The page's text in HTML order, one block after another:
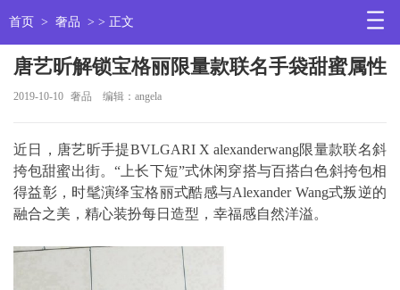
首页 > 奢品 > > 正文
唐艺昕解锁宝格丽限量款联名手袋甜蜜属性
2019-10-10 奢品 编辑：angela
近日，唐艺昕手提BVLGARI X alexanderwang限量款联名斜
挎包甜蜜出街。“上长下短”式休闲穿搭与百搭白色斜挎包相
得益彰，时髦演绎宝格丽式酷感与Alexander Wang式叛逆的
融合之美，精心装扮每日造型，幸福感自然洋溢。